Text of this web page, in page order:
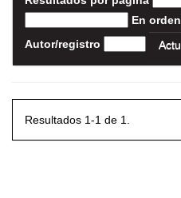
En orden
Autor/registro
Resultados 1-1 de 1.